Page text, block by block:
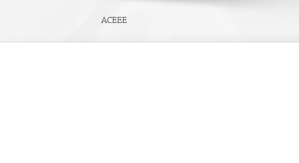
ACEEE